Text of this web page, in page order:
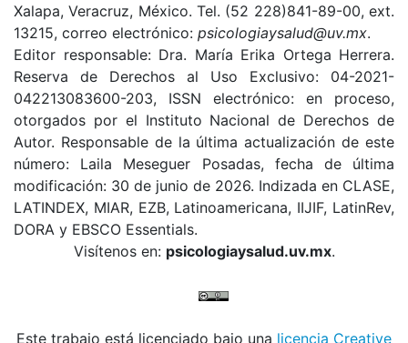
Xalapa, Veracruz, México. Tel. (52 228)841-89-00, ext.
13215, correo electrónico: psicologiaysalud@uv.mx.
Editor responsable: Dra. María Erika Ortega Herrera.
Reserva de Derechos al Uso Exclusivo: 04-2021-
042213083600-203, ISSN electrónico: en proceso,
otorgados por el Instituto Nacional de Derechos de
Autor. Responsable de la última actualización de este
número: Laila Meseguer Posadas, fecha de última
modificación: 30 de junio de 2026. Indizada en CLASE,
LATINDEX, MIAR, EZB, Latinoamericana, IIJIF, LatinRev,
DORA y EBSCO Essentials.
Visítenos en: psicologiaysalud.uv.mx.
Este trabajo está licenciado bajo una licencia Creative